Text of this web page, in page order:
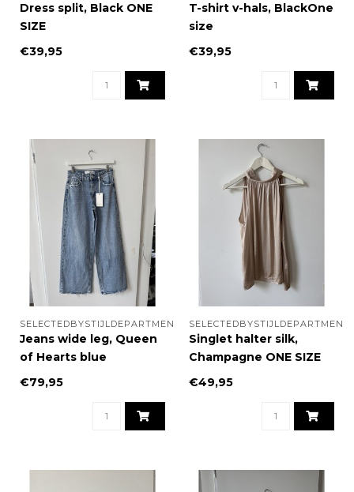
Dress split, Black ONE
SIZE
€39,95
T-shirt v-hals, BlackOne
size
€39,95
SELECTEDBYSTIJLDEPARTMENT
Jeans wide leg, Queen
of Hearts blue
€79,95
SELECTEDBYSTIJLDEPARTMENT
Singlet halter silk,
Champagne ONE SIZE
€49,95